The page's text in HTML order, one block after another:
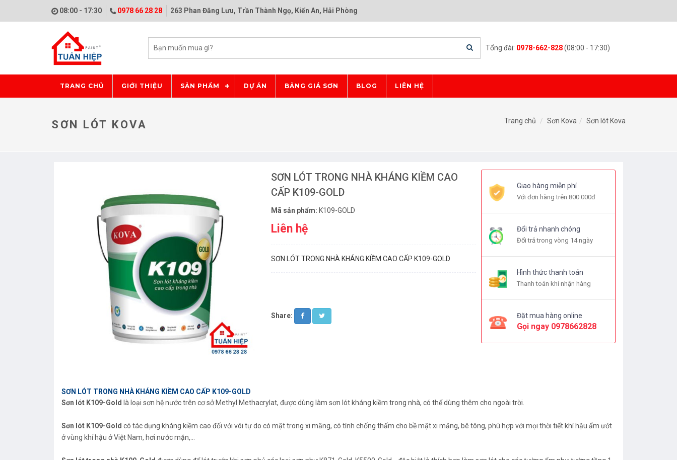
08:00 - 17:30 0978 66 28 28 263 Phan Đăng Lưu, Trần Thành Ngọ, Kiến An, Hải Phòng
Tổng đài: 0978-662-828(08:00 - 17:30)
TRANG CHỦ GIỚI THIỆU SẢN PHẨM DỰ ÁN BẢNG GIÁ SƠN BLOG LIÊN HỆ
SƠN LÓT KOVA Trang chủ Sơn Kova Sơn lót Kova
SƠN LÓT TRONG NHÀ KHÁNG KIỀM CAO
CẤP K109-GOLD
Mã sản phẩm: K109-GOLD
Liên hệ
SƠN LÓT TRONG NHÀ KHÁNG KIỀM CAO CẤP K109-GOLD
Share:
Giao hàng miễn phí
Với đơn hàng trên 800.000đ
Đổi trả nhanh chóng
Đổi trả trong vòng 14 ngày
Hình thức thanh toán
Thanh toán khi nhận hàng
Đặt mua hàng online
Gọi ngay 0978662828
SƠN LÓT TRONG NHÀ KHÁNG KIỀM CAO CẤP K109-GOLD
Sơn lót K109-Gold là loại sơn hệ nước trên cơ sở Methyl Methacrylat, được dùng làm sơn lót kháng kiềm trong nhà, có thể dùng thêm cho ngoài trời.
Sơn lót K109-Gold có tác dụng kháng kiềm cao đối với vôi tự do có mặt trong xi măng, có tính chống thấm cho bề mặt xi măng, bê tông, phù hợp với mọi thời tiết khí hậu ẩm ướt
ở vùng khí hậu ở Việt Nam, hơi nước mặn,...